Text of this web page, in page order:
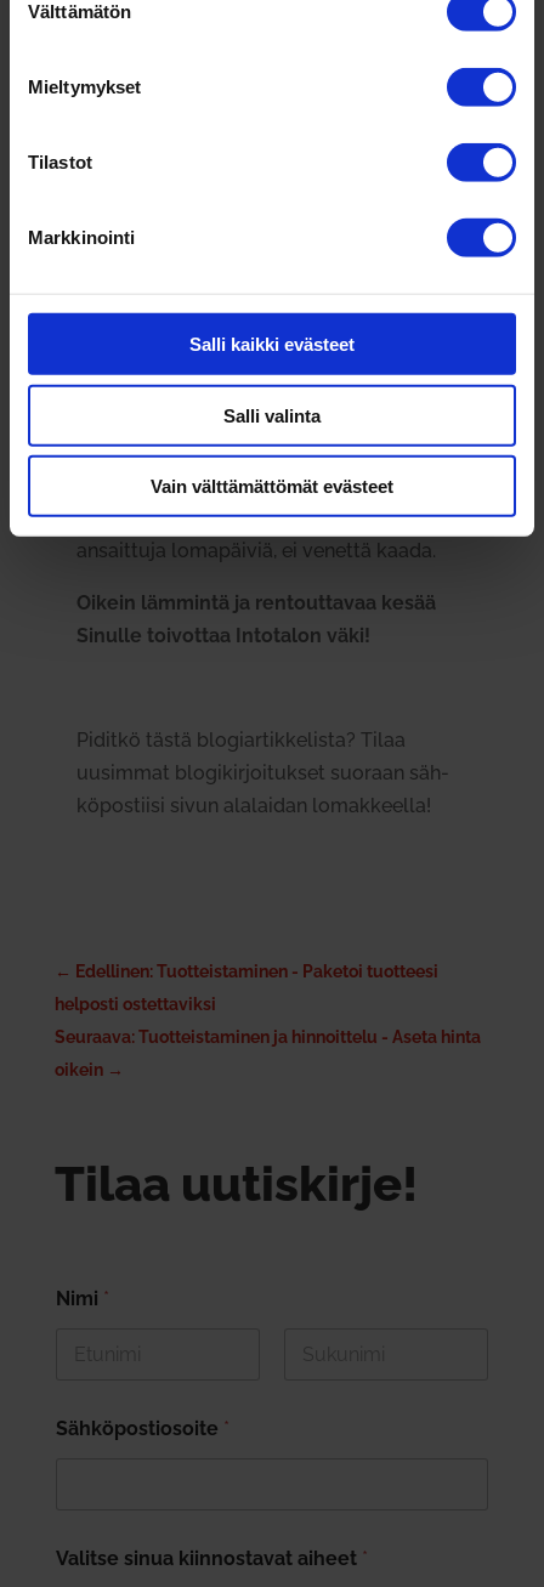
valinta
Välttämätön
Mieltymykset
Tilastot
Markkinointi
Salli kaikki evästeet
Salli valinta
Vain välttämättömät evästeet
shakkia, meditoi… Tee sitä, mikä ikinä
Toteuta sel­laisia asioita, mille arkena ei
4. Lepää.
yöunien mer­ki­tystä työstä palau­tu­mi­sessa
ei voi liikaa korostaa.
Muista vielä: Työ ei teke­mällä lopu. Syk­
syl­läkin ehtii ja muu­taman viikon tauko
silloin, kun suurin osa muis­takin viettää
ansaittuja loma­päiviä, ei venettä kaada.
Oikein läm­mintä ja ren­tout­tavaa kesää
Sinulle toi­vottaa Into­talon väki!
Piditkö tästä blo­giar­tik­ke­lista? Tilaa
uusimmat blo­gi­kir­joi­tukset suoraan säh­
kö­pos­tiisi sivun ala­laidan lomak­keella!
← Edellinen: Tuotteistaminen - Paketoi tuotteesi
helposti ostettaviksi
Seuraava: Tuotteistaminen ja hinnoittelu - Aseta hinta
oikein→
Tilaa uutiskirje!
Nimi *
Sähköpostiosoite *
Valitse sinua kiinnostavat aiheet *